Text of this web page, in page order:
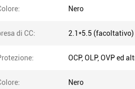
Nero
di CC: 2.1*5.5 (facoltativo)
OCP, OLP, OVP ed
Nero